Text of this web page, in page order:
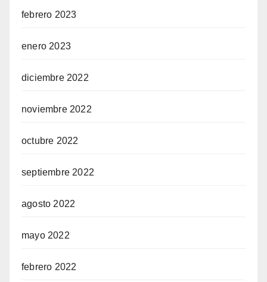
febrero 2023
enero 2023
diciembre 2022
noviembre 2022
octubre 2022
septiembre 2022
agosto 2022
mayo 2022
febrero 2022